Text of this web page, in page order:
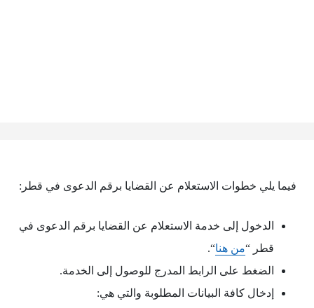
فيما يلي خطوات الاستعلام عن القضايا برقم الدعوى في قطر:
الدخول إلى خدمة الاستعلام عن القضايا برقم الدعوى في
قطر “من هنا“.
الضغط على الرابط المدرج للوصول إلى الخدمة.
إدخال كافة البيانات المطلوبة والتي هي: